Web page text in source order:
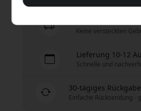
Keine versteckten
Lieferung 10-12
Schnelle und
30-tägiges
Einfache Rücksendung -